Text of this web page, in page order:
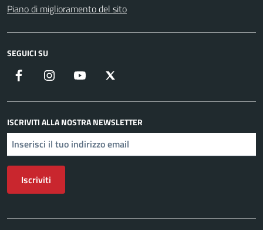
Piano di miglioramento del sito
SEGUICI SU
Facebook Instagram YouTube
ISCRIVITI ALLA NOSTRA NEWSLETTER